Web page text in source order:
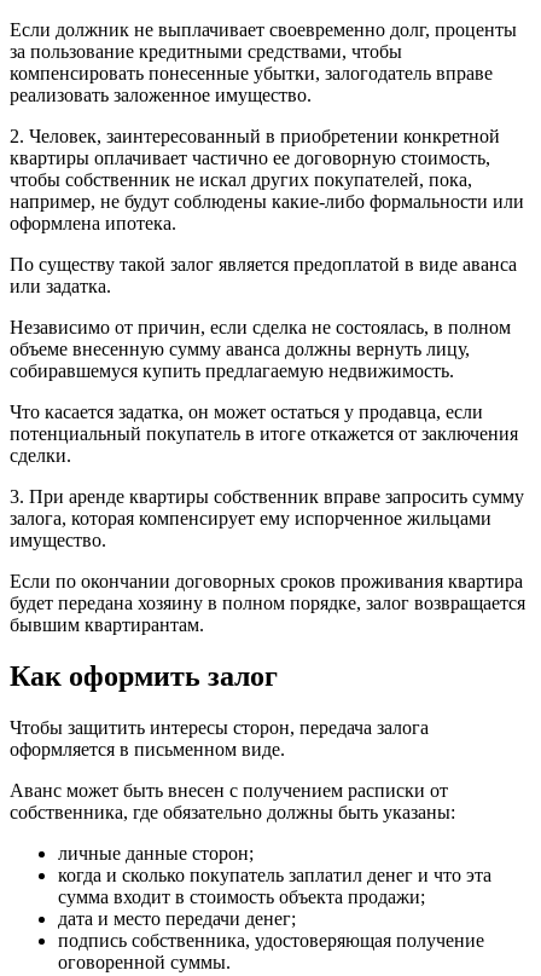
Если должник не выплачивает своевременно долг, проценты
за пользование кредитными средствами, чтобы
компенсировать понесенные убытки, залогодатель вправе
реализовать заложенное имущество.
2. Человек, заинтересованный в приобретении конкретной
квартиры оплачивает частично ее договорную стоимость,
чтобы собственник не искал других покупателей, пока,
например, не будут соблюдены какие-либо формальности или
оформлена ипотека.
По существу такой залог является предоплатой в виде аванса
или задатка.
Независимо от причин, если сделка не состоялась, в полном
объеме внесенную сумму аванса должны вернуть лицу,
собиравшемуся купить предлагаемую недвижимость.
Что касается задатка, он может остаться у продавца, если
потенциальный покупатель в итоге откажется от заключения
сделки.
3. При аренде квартиры собственник вправе запросить сумму
залога, которая компенсирует ему испорченное жильцами
имущество.
Если по окончании договорных сроков проживания квартира
будет передана хозяину в полном порядке, залог возвращается
бывшим квартирантам.
Как оформить залог
Чтобы защитить интересы сторон, передача залога
оформляется в письменном виде.
Аванс может быть внесен с получением расписки от
собственника, где обязательно должны быть указаны:
личные данные сторон;
когда и сколько покупатель заплатил денег и что эта
сумма входит в стоимость объекта продажи;
дата и место передачи денег;
подпись собственника, удостоверяющая получение
оговоренной суммы.